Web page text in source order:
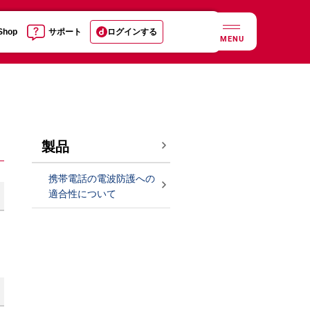
サポート ログインする
MENU
製品
携帯電話の電波防護への
適合性について